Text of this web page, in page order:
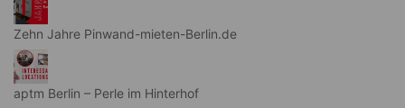
Zehn Jahre Pinwand-mieten-Berlin.de
aptm Berlin – Perle im Hinterhof